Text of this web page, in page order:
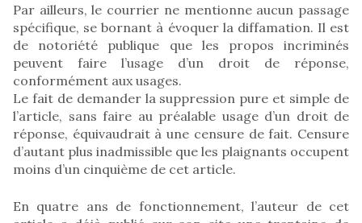
Par ailleurs, le courrier ne mentionne aucun passage
spécifique, se bornant à évoquer la diffamation. Il est
de notoriété publique que les propos incriminés
peuvent faire l’usage d’un droit de réponse,
conformément aux usages.
Le fait de demander la suppression pure et simple de
l’article, sans faire au préalable usage d’un droit de
réponse, équivaudrait à une censure de fait. Censure
d’autant plus inadmissible que les plaignants occupent
moins d’un cinquième de cet article.
En quatre ans de fonctionnement, l’auteur de cet